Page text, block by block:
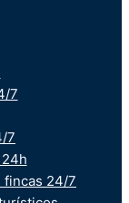
7
7
fincas 24/7